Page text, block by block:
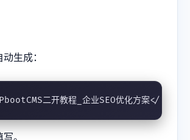
生成：
二开教程_企业SEO优化方案</
。